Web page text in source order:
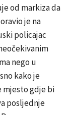
od markiza da
je na
policajac
nego u
kako je
mjesto gdje bi
posljednje